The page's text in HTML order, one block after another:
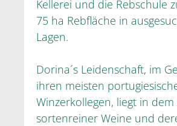
Kellerei und die Rebschule
75 ha Rebfläche in
Lagen.
Dorina´s Leidenschaft, im
ihren meisten
Winzerkollegen, liegt in dem
sortenreiner Weine und